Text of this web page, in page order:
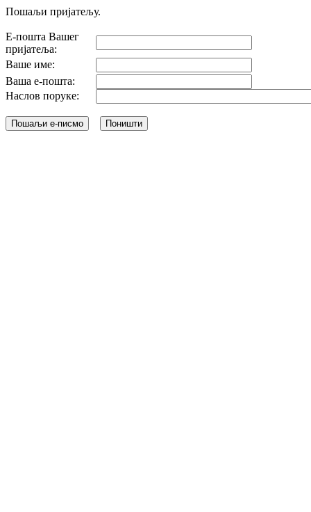
Пошаљи пријатељу.
Е-пошта Вашег
пријатеља:
Ваше име:
Ваша е-пошта:
Наслов поруке: